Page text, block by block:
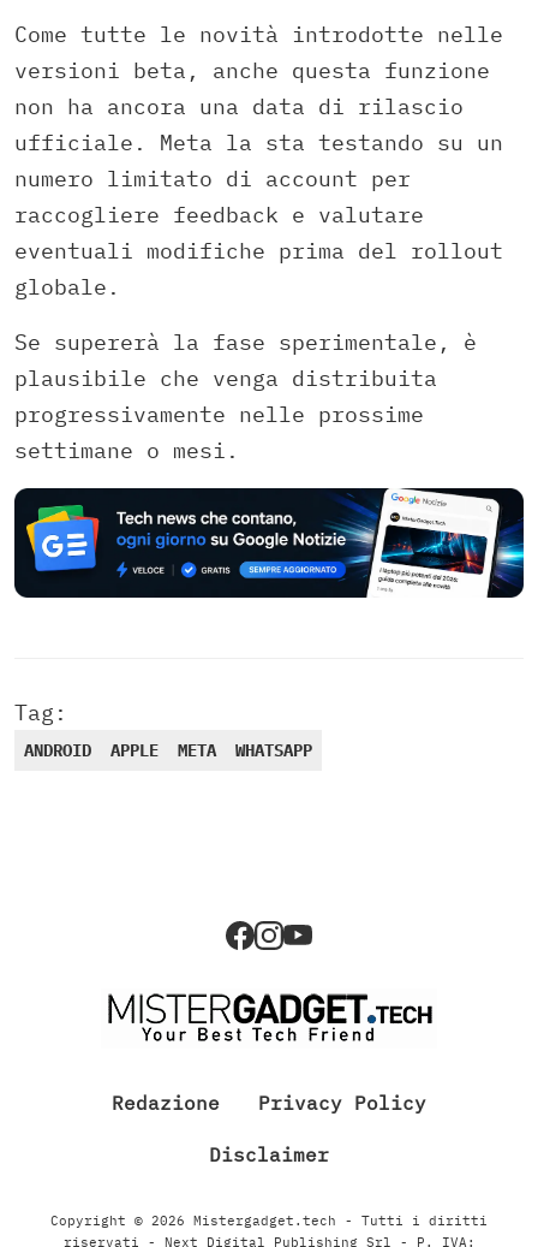
Come tutte le novità introdotte nelle
versioni beta, anche questa funzione
non ha ancora una data di rilascio
ufficiale. Meta la sta testando su un
numero limitato di account per
raccogliere feedback e valutare
eventuali modifiche prima del rollout
globale.
Se supererà la fase sperimentale, è
plausibile che venga distribuita
progressivamente nelle prossime
settimane o mesi.
Tag:
ANDROID APPLE META WHATSAPP
Redazione Privacy Policy
Disclaimer
Copyright © 2026 Mistergadget.tech - Tutti i diritti
riservati - Next Digital Publishing Srl - P. IVA: